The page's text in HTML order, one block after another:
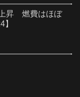
昇 燃費はほぼ
】